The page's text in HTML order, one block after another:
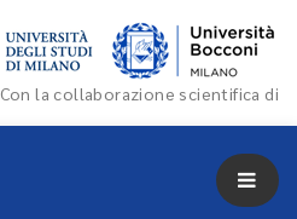
Con la collaborazione scientifica di